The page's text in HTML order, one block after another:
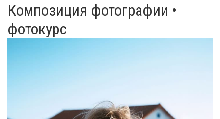
Композиция фотографии •
фотокурс